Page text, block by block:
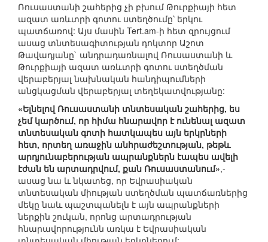
Ռուսաստանի շահերից չի բխում Թուրքիայի հետ
ազատ առևտրի գոտու ստեղծումը՝ երկու
պատճառով: Այս մասին Tert.am-ի հետ զրույցում
ասաց տնտեսագիտության դոկտոր Աշոտ
Թավադյանը` անդրադառնալով Ռուսաստանի և
Թուրքիայի ազատ առևտրի գոտու ստեղծման
վերաբերյալ նախնական հանդիպումների
անցկացման վերաբերյալ տեղեկատվությանը:
«Ելնելով Ռուսաստանի տնտեսական շահերից, ես
չեմ կարծում, որ հիմա հնարավոր է ունենալ ազատ
տնտեսական գոտի հատկապես այն երկրների
հետ, որտեղ առաջին անհրաժեշտության, թեթև
արդյունաբերության ապրանքներն էապես ավելի
էժան են արտադրվում, քան Ռուսաստանում»,-
ասաց նա և նկատեց, որ Եվրասիական
տնտեսական միության ստեղծման պատճառներից
մեկը նաև պաշտպանելն է այն ապրանքների
ներքին շուկան, որոնց արտադրության
հնարավորությունն առկա է Եվրասիական